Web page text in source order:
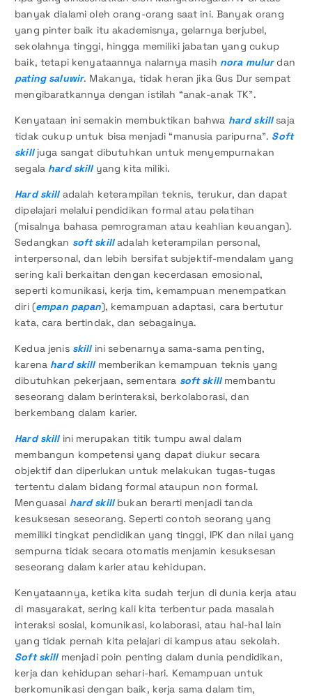
banyak dialami oleh orang-orang saat ini. Banyak orang
yang pinter baik itu akademisnya, gelarnya berjubel,
sekolahnya tinggi, hingga memiliki jabatan yang cukup
baik, tetapi kenyataannya nalarnya masih nora mulurdan
pating saluwir. Makanya, tidak heran jika Gus Dur sempat
mengibaratkannya dengan istilah “anak-anak TK”.
Kenyataan ini semakin membuktikan bahwa hard skillsaja
tidak cukup untuk bisa menjadi “manusia paripurna”. Soft
skilljuga sangat dibutuhkan untuk menyempurnakan
segala hard skillyang kita miliki.
Hard skilladalah keterampilan teknis, terukur, dan dapat
dipelajari melalui pendidikan formal atau pelatihan
(misalnya bahasa pemrograman atau keahlian keuangan).
Sedangkan soft skilladalah keterampilan personal,
interpersonal, dan lebih bersifat subjektif-mendalam yang
sering kali berkaitan dengan kecerdasan emosional,
seperti komunikasi, kerja tim, kemampuan menempatkan
diri (empan papan), kemampuan adaptasi, cara bertutur
kata, cara bertindak, dan sebagainya.
Kedua jenis skill ini sebenarnya sama-sama penting,
karena hard skill memberikan kemampuan teknis yang
dibutuhkan pekerjaan, sementara soft skillmembantu
seseorang dalam berinteraksi, berkolaborasi, dan
berkembang dalam karier.
Hard skill ini merupakan titik tumpu awal dalam
membangun kompetensi yang dapat diukur secara
objektif dan diperlukan untuk melakukan tugas-tugas
tertentu dalam bidang formal ataupun non formal.
Menguasai hard skillbukan berarti menjadi tanda
kesuksesan seseorang. Seperti contoh seorang yang
memiliki tingkat pendidikan yang tinggi, IPK dan nilai yang
sempurna tidak secara otomatis menjamin kesuksesan
seseorang dalam karier atau kehidupan.
Kenyataannya, ketika kita sudah terjun di dunia kerja atau
di masyarakat, sering kali kita terbentur pada masalah
interaksi sosial, komunikasi, kolaborasi, atau hal-hal lain
yang tidak pernah kita pelajari di kampus atau sekolah.
Soft skill menjadi poin penting dalam dunia pendidikan,
kerja dan kehidupan sehari-hari. Kemampuan untuk
berkomunikasi dengan baik, kerja sama dalam tim,